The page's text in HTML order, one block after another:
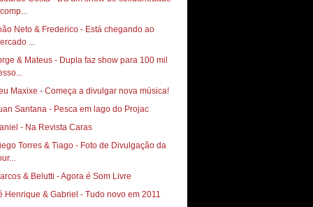
Neto & Frederico - Está chegando ao
...
& Mateus - Dupla faz show para 100 mil
Maxixe - Começa a divulgar nova música!
Santana - Pesca em lago do Projac
- Na Revista Caras
Torres & Tiago‏ - Foto de Divulgação da
& Belutti - Agora é Som Livre
Henrique & Gabriel - Tudo novo em 2011